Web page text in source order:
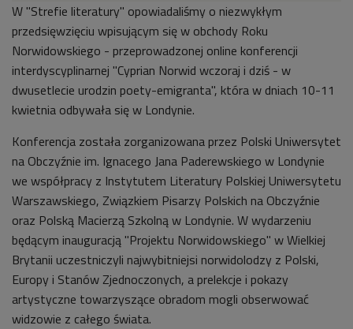
W "Strefie literatury" opowiadaliśmy o niezwykłym
przedsięwzięciu wpisującym się w obchody Roku
Norwidowskiego - przeprowadzonej online konferencji
interdyscyplinarnej "Cyprian Norwid wczoraj i dziś - w
dwusetlecie urodzin poety-emigranta", która w dniach 10-11
kwietnia odbywała się w Londynie.
Konferencja została zorganizowana przez Polski Uniwersytet
na Obczyźnie im. Ignacego Jana Paderewskiego w Londynie
we współpracy z Instytutem Literatury Polskiej Uniwersytetu
Warszawskiego, Związkiem Pisarzy Polskich na Obczyźnie
oraz Polską Macierzą Szkolną w Londynie. W wydarzeniu
będącym inauguracją "Projektu Norwidowskiego" w Wielkiej
Brytanii uczestniczyli najwybitniejsi norwidolodzy z Polski,
Europy i Stanów Zjednoczonych, a prelekcje i pokazy
artystyczne towarzyszące obradom mogli obserwować
widzowie z całego świata.